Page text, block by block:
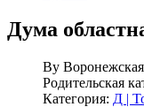
Дума
By
Родительская
Категория: Д |